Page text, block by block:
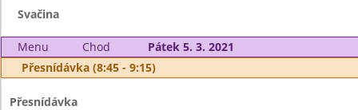
Svačina
Menu Chod
Pátek 5. 3. 2021
Přesnídávka (8:45 - 9:15)
Přesnídávka